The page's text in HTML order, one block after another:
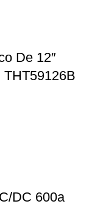
De 12″
THT59126B
DC 600a